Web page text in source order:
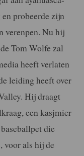
probeerde zijn
verenpen. Nu hij
Tom Wolfe zal
heeft verlaten
leiding heeft over
Hij draagt
een kasjmier
die
voor als hij de